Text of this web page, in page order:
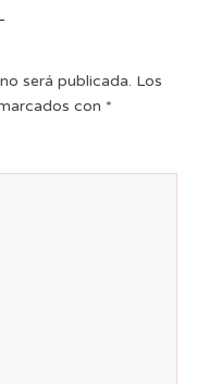
será publicada. Los
con *